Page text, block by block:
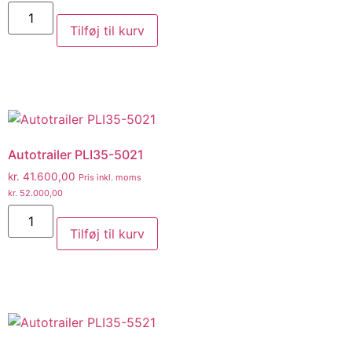
Tilføj til kurv
Autotrailer PLI35-5021
kr. 41.600,00 Pris inkl. moms
kr. 52.000,00
Tilføj til kurv